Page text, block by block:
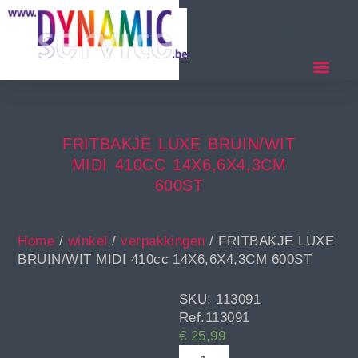
FRITBAKJE LUXE BRUIN/WIT
MIDI 410CC 14X6,6X4,3CM
600ST
Home / winkel /verpakkingen / FRITBAKJE LUXE
BRUIN/WIT MIDI 410cc 14X6,6X4,3CM 600ST
SKU: 113091
Ref.113091
€ 25,99